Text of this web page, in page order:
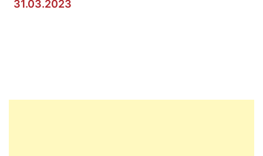
31.03.2023